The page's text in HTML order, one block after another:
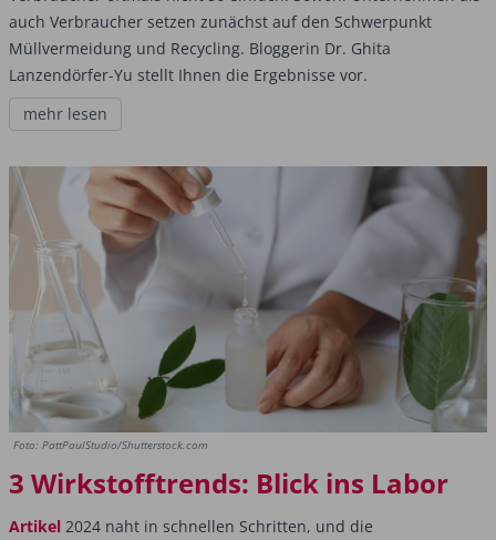
auch Verbraucher setzen zunächst auf den Schwerpunkt
Müllvermeidung und Recycling. Bloggerin Dr. Ghita
Lanzendörfer-Yu stellt Ihnen die Ergebnisse vor.
mehr lesen
Foto: PattPaulStudio/Shutterstock.com
3 Wirkstofftrends: Blick ins Labor
Artikel 2024 naht in schnellen Schritten, und die